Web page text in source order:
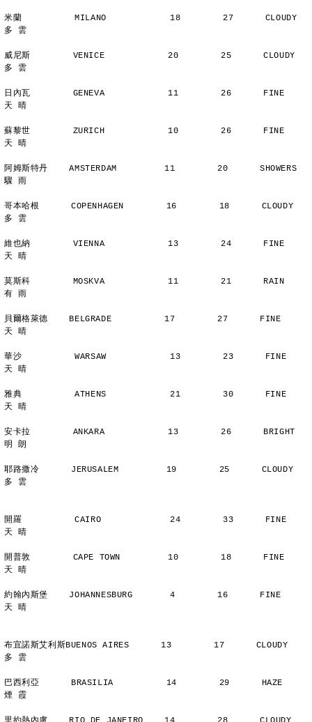
米蘭          MILANO            18        27      CLOUDY
多 雲
威尼斯        VENICE            20        25      CLOUDY
多 雲
日內瓦        GENEVA            11        26      FINE
天 晴
蘇黎世        ZURICH            10        26      FINE
天 晴
阿姆斯特丹    AMSTERDAM         11        20      SHOWERS
驟 雨
哥本哈根      COPENHAGEN        16        18      CLOUDY
多 雲
維也納        VIENNA            13        24      FINE
天 晴
莫斯科        MOSKVA            11        21      RAIN
有 雨
貝爾格萊德    BELGRADE          17        27      FINE
天 晴
華沙          WARSAW            13        23      FINE
天 晴
雅典          ATHENS            21        30      FINE
天 晴
安卡拉        ANKARA            13        26      BRIGHT
明 朗
耶路撒冷      JERUSALEM         19        25      CLOUDY
多 雲
開羅          CAIRO             24        33      FINE
天 晴
開普敦        CAPE TOWN         10        18      FINE
天 晴
約翰內斯堡    JOHANNESBURG       4        16      FINE
天 晴
布宜諾斯艾利斯BUENOS AIRES      13        17      CLOUDY
多 雲
巴西利亞      BRASILIA          14        29      HAZE
煙 霞